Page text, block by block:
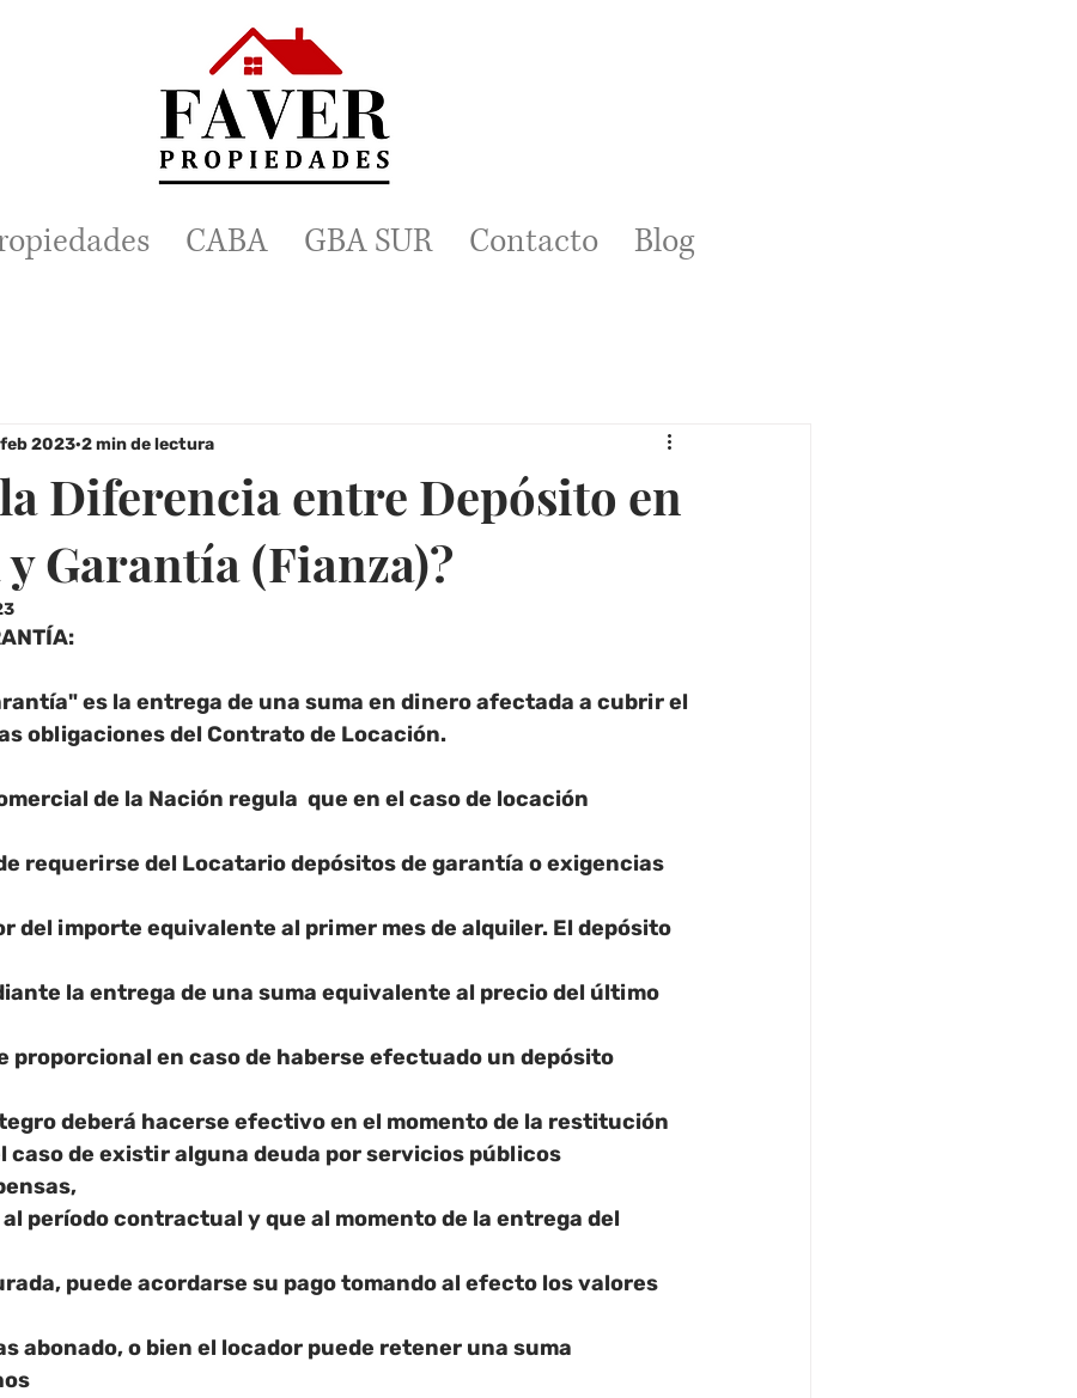
CABA GBA SUR Contacto Blog
Diferencia entre Depósito en
Garantía (Fianza)?
2023 2 min de lectura
es la entrega de una suma en dinero afectada a cubrir el
obligaciones del Contrato de Locación.
de la Nación regula  que en el caso de locación
requerirse del Locatario depósitos de garantía o exigencias
del importe equivalente al primer mes de alquiler. El depósito
la entrega de una suma equivalente al precio del último
proporcional en caso de haberse efectuado un depósito
deberá hacerse efectivo en el momento de la restitución
caso de existir alguna deuda por servicios públicos
período contractual y que al momento de la entrega del
puede acordarse su pago tomando al efecto los valores
abonado, o bien el locador puede retener una suma